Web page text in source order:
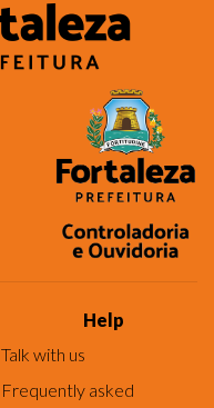
Help
Talk with us
Frequently asked